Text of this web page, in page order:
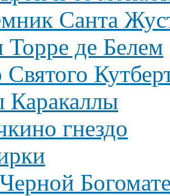
Санта
де Белем
Каракаллы
гнездо